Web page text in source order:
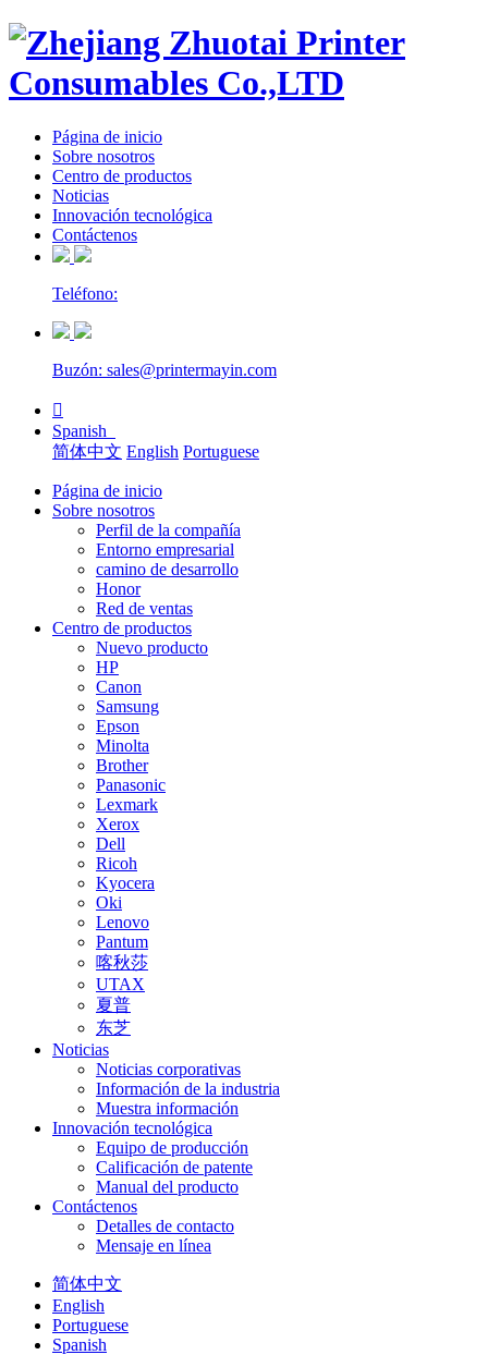
Página de inicio
Sobre nosotros
Centro de productos
Noticias
Innovación tecnológica
Contáctenos
Teléfono:
Buzón: sales@printermayin.com

Spanish
简体中文 English Portuguese
Página de inicio
Sobre nosotros
Perfil de la compañía
Entorno empresarial
camino de desarrollo
Honor
Red de ventas
Centro de productos
Nuevo producto
HP
Canon
Samsung
Epson
Minolta
Brother
Panasonic
Lexmark
Xerox
Dell
Ricoh
Kyocera
Oki
Lenovo
Pantum
喀秋莎
UTAX
夏普
东芝
Noticias
Noticias corporativas
Información de la industria
Muestra información
Innovación tecnológica
Equipo de producción
Calificación de patente
Manual del producto
Contáctenos
Detalles de contacto
Mensaje en línea
简体中文
English
Portuguese
Spanish